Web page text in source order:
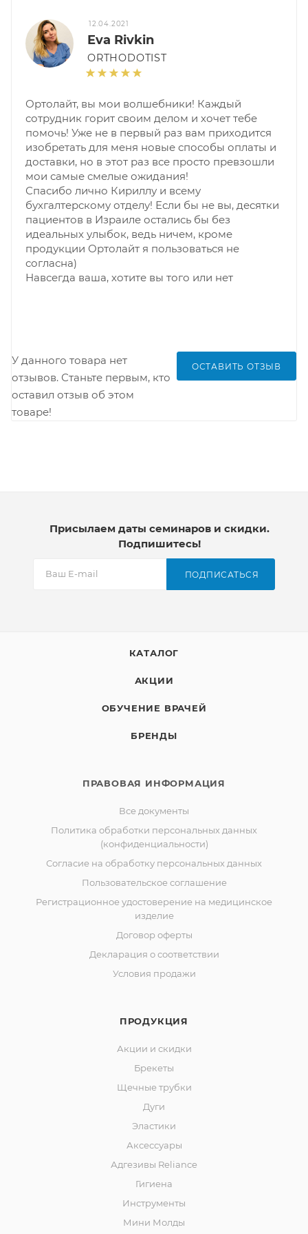
12.04.2021
Eva Rivkin
ORTHODOTIST
Ортолайт, вы мои волшебники! Каждый
сотрудник горит своим делом и хочет тебе
помочь! Уже не в первый раз вам приходится
изобретать для меня новые способы оплаты и
доставки, но в этот раз все просто превзошли
мои самые смелые ожидания!
Спасибо лично Кириллу и всему
бухгалтерскому отделу! Если бы не вы, десятки
пациентов в Израиле остались бы без
идеальных улыбок, ведь ничем, кроме
продукции Ортолайт я пользоваться не
согласна)
Навсегда ваша, хотите вы того или нет
ОСТАВИТЬ ОТЗЫВ
У данного товара нет
отзывов. Станьте первым, кто
оставил отзыв об этом
товаре!
Присылаем даты семинаров и скидки.
Подпишитесь!
ПОДПИСАТЬСЯ
КАТАЛОГ
АКЦИИ
ОБУЧЕНИЕ ВРАЧЕЙ
БРЕНДЫ
ПРАВОВАЯ ИНФОРМАЦИЯ
Все документы
Политика обработки персональных данных
(конфиденциальности)
Согласие на обработку персональных данных
Пользовательское соглашение
Регистрационное удостоверение на медицинское
изделие
Договор оферты
Декларация о соответствии
Условия продажи
ПРОДУКЦИЯ
Акции и скидки
Брекеты
Щечные трубки
Дуги
Эластики
Аксессуары
Адгезивы Reliance
Гигиена
Инструменты
Мини Молды